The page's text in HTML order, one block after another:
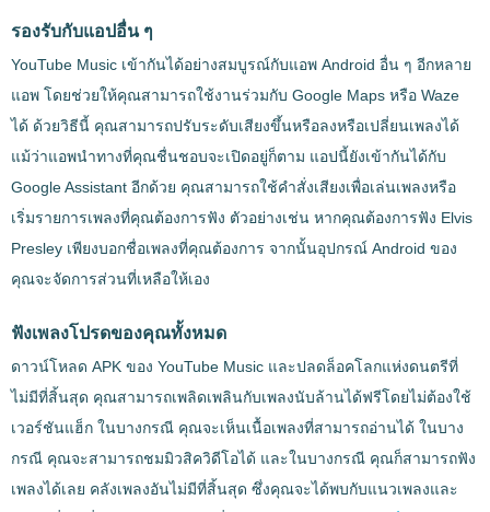
รองรับกับแอปอื่น ๆ
YouTube Music เข้ากันได้อย่างสมบูรณ์กับแอพ Android อื่น ๆ อีกหลาย
แอพ โดยช่วยให้คุณสามารถใช้งานร่วมกับ Google Maps หรือ Waze
ได้ ด้วยวิธีนี้ คุณสามารถปรับระดับเสียงขึ้นหรือลงหรือเปลี่ยนเพลงได้
แม้ว่าแอพนำทางที่คุณชื่นชอบจะเปิดอยู่ก็ตาม แอปนี้ยังเข้ากันได้กับ
Google Assistant อีกด้วย คุณสามารถใช้คำสั่งเสียงเพื่อเล่นเพลงหรือ
เริ่มรายการเพลงที่คุณต้องการฟัง ตัวอย่างเช่น หากคุณต้องการฟัง Elvis
Presley เพียงบอกชื่อเพลงที่คุณต้องการ จากนั้นอุปกรณ์ Android ของ
คุณจะจัดการส่วนที่เหลือให้เอง
ฟังเพลงโปรดของคุณทั้งหมด
ดาวน์โหลด APK ของ YouTube Music และปลดล็อคโลกแห่งดนตรีที่
ไม่มีที่สิ้นสุด คุณสามารถเพลิดเพลินกับเพลงนับล้านได้ฟรีโดยไม่ต้องใช้
เวอร์ชันแฮ็ก ในบางกรณี คุณจะเห็นเนื้อเพลงที่สามารถอ่านได้ ในบาง
กรณี คุณจะสามารถชมมิวสิควิดีโอได้ และในบางกรณี คุณก็สามารถฟัง
เพลงได้เลย คลังเพลงอันไม่มีที่สิ้นสุด ซึ่งคุณจะได้พบกับแนวเพลงและ